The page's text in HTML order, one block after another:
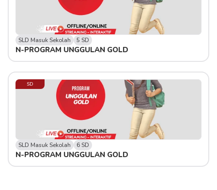
SLD Masuk Sekolah 5 SD
N-PROGRAM UNGGULAN GOLD
SD
SLD Masuk Sekolah 6 SD
N-PROGRAM UNGGULAN GOLD